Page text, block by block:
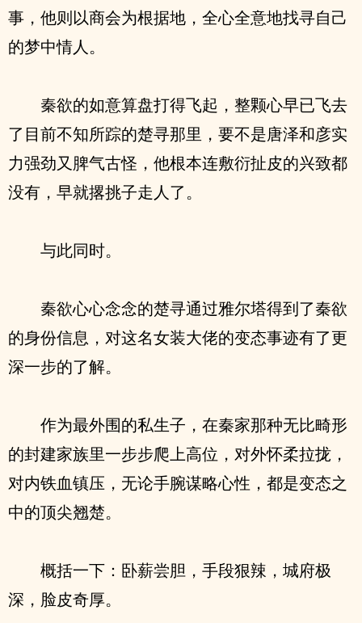
事，他则以商会为根据地，全心全意地找寻自己
的梦中情人。
秦欲的如意算盘打得飞起，整颗心早已飞去
了目前不知所踪的楚寻那里，要不是唐泽和彦实
力强劲又脾气古怪，他根本连敷衍扯皮的兴致都
没有，早就撂挑子走人了。
与此同时。
秦欲心心念念的楚寻通过雅尔塔得到了秦欲
的身份信息，对这名女装大佬的变态事迹有了更
深一步的了解。
作为最外围的私生子，在秦家那种无比畸形
的封建家族里一步步爬上高位，对外怀柔拉拢，
对内铁血镇压，无论手腕谋略心性，都是变态之
中的顶尖翘楚。
概括一下：卧薪尝胆，手段狠辣，城府极
深，脸皮奇厚。